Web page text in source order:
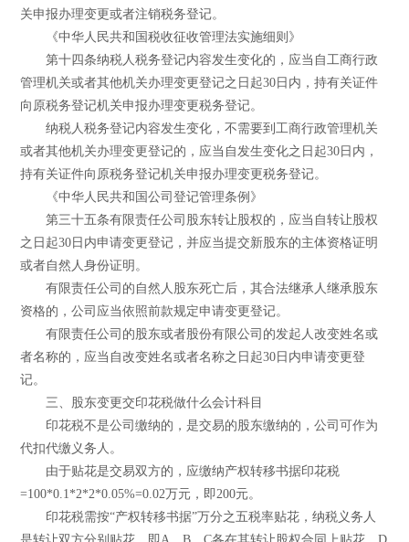
关申报办理变更或者注销税务登记。
《中华人民共和国税收征收管理法实施细则》
第十四条纳税人税务登记内容发生变化的，应当自工商行政
管理机关或者其他机关办理变更登记之日起30日内，持有关证件
向原税务登记机关申报办理变更税务登记。
纳税人税务登记内容发生变化，不需要到工商行政管理机关
或者其他机关办理变更登记的，应当自发生变化之日起30日内，
持有关证件向原税务登记机关申报办理变更税务登记。
《中华人民共和国公司登记管理条例》
第三十五条有限责任公司股东转让股权的，应当自转让股权
之日起30日内申请变更登记，并应当提交新股东的主体资格证明
或者自然人身份证明。
有限责任公司的自然人股东死亡后，其合法继承人继承股东
资格的，公司应当依照前款规定申请变更登记。
有限责任公司的股东或者股份有限公司的发起人改变姓名或
者名称的，应当自改变姓名或者名称之日起30日内申请变更登
记。
三、股东变更交印花税做什么会计科目
印花税不是公司缴纳的，是交易的股东缴纳的，公司可作为
代扣代缴义务人。
由于贴花是交易双方的，应缴纳产权转移书据印花税
=100*0.1*2*2*0.05%=0.02万元，即200元。
印花税需按“产权转移书据”万分之五税率贴花，纳税义务人